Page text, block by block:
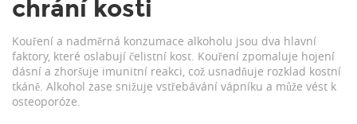
chrání kosti
Kouření a nadměrná konzumace alkoholu jsou dva hlavní
faktory, které oslabují čelistní kost. Kouření zpomaluje hojení
dásní a zhoršuje imunitní reakci, což usnadňuje rozklad kostní
tkáně. Alkohol zase snižuje vstřebávání vápníku a může vést k
osteoporóze.